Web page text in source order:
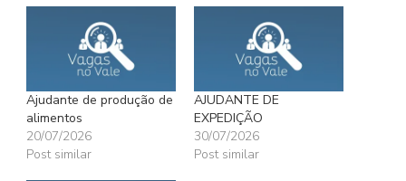
Ajudante de produção de
alimentos
20/07/2026
Post similar
AJUDANTE DE
EXPEDIÇÃO
30/07/2026
Post similar